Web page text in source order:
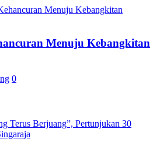
Menuju Kebangkitan
0